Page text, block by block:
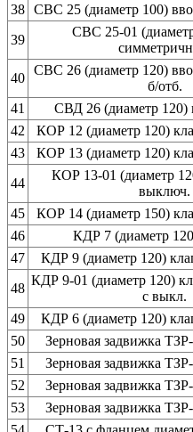
38 СВС 25 (диаметр 100)
39
СВС 25-01
40
СВС 26 (диаметр 120)
б/отб.
41
СВД 26 (диаметр 120)
42
КОР 12 (диаметр 120)
43
КОР 13 (диаметр 120)
44
КОР 13-01 (диаметр
выключ.
45
КОР 14 (диаметр 150)
46
КДР 7 (диаметр
47
КДР 9 (диаметр 120)
48
КДР 9-01 (диаметр 120)
с выкл.
49
КДР 6 (диаметр 120)
50
Зерновая задвижка
51
Зерновая задвижка
52
Зерновая задвижка
53
Зерновая задвижка